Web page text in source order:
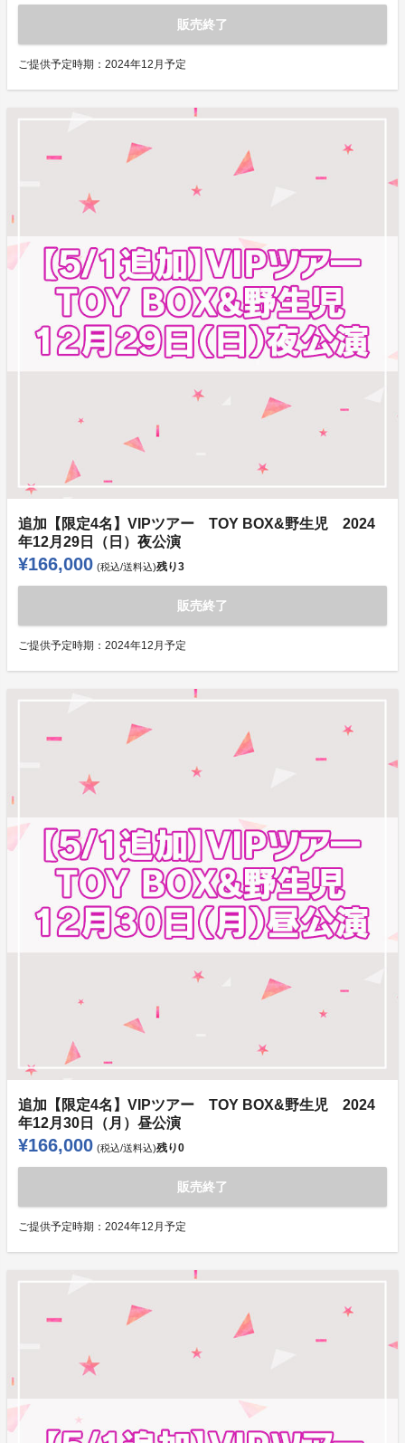
販売終了
ご提供予定時期： 2024年12月予定
追加【限定4名】VIPツアー TOY BOX&野生児 2024
年12月29日（日）夜公演
¥166,000 (税込/送料込)残り3
販売終了
ご提供予定時期： 2024年12月予定
追加【限定4名】VIPツアー TOY BOX&野生児 2024
年12月30日（月）昼公演
¥166,000 (税込/送料込)残り0
販売終了
ご提供予定時期： 2024年12月予定